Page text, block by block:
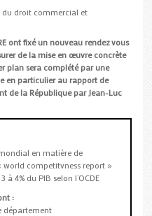
du droit commercial et
ont fixé un nouveau rendez vous
de la mise en œuvre concrète
plan sera complété par une
en particulier au rapport de
de la République par Jean-Luc
en matière de
competitvness report »
4% du PIB selon l’OCDE
:
département